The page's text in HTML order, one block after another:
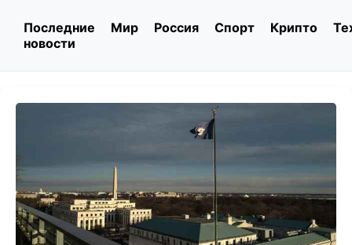
Последние
новости
Мир Россия Спорт Крипто